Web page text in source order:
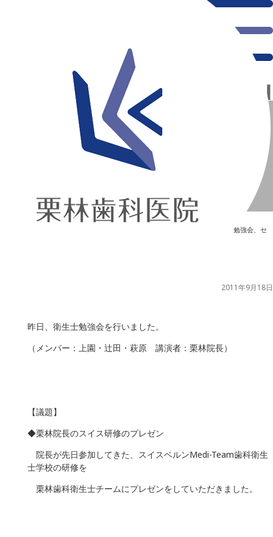
勉強会、セ
2011年9月18日
昨日、衛生士勉強会を行いました。
（メンバー：上園・辻田・萩原 講演者：栗林院長）
【議題】
◆栗林院長のスイス研修のプレゼン
院長が先日参加してきた、スイスベルンMedi-Team歯科衛生
士学校の研修を
栗林歯科衛生士チームにプレゼンをしていただきました。